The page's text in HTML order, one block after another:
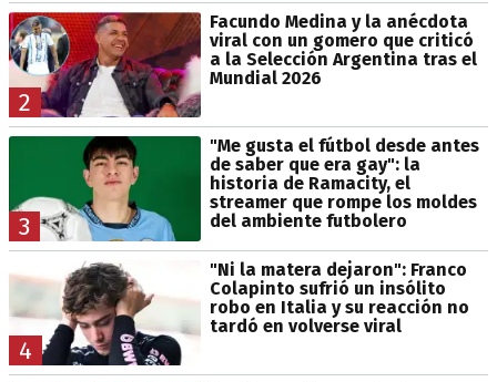
2
Facundo Medina y la anécdota
viral con un gomero que criticó
a la Selección Argentina tras el
Mundial 2026
3
"Me gusta el fútbol desde antes
de saber que era gay": la
historia de Ramacity, el
streamer que rompe los moldes
del ambiente futbolero
4
"Ni la matera dejaron": Franco
Colapinto sufrió un insólito
robo en Italia y su reacción no
tardó en volverse viral